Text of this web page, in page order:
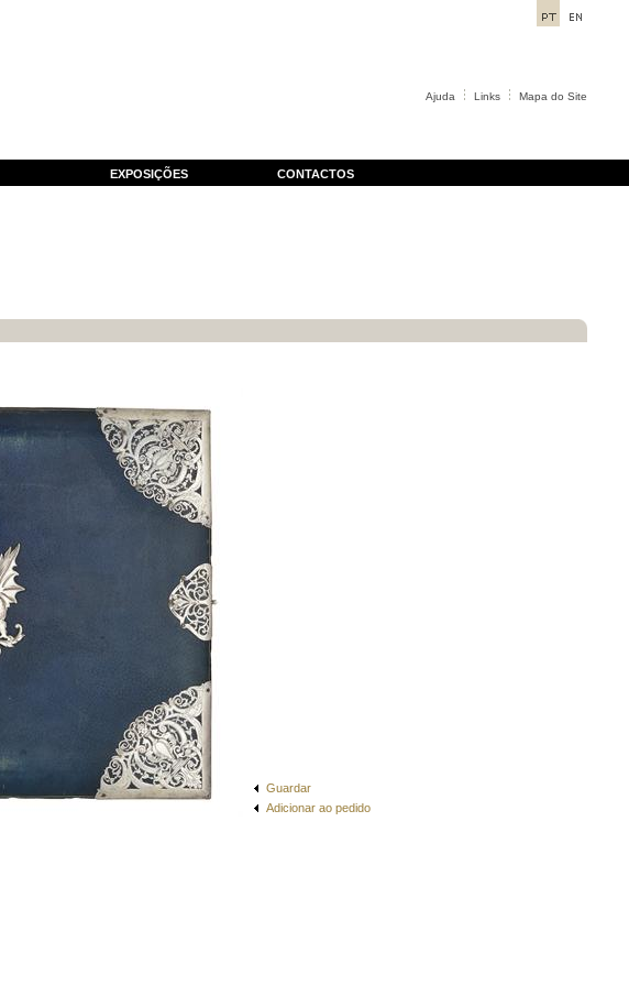
Ajuda Links Mapa do Site
EXPOSIÇÕES CONTACTOS
Guardar
Adicionar ao pedido